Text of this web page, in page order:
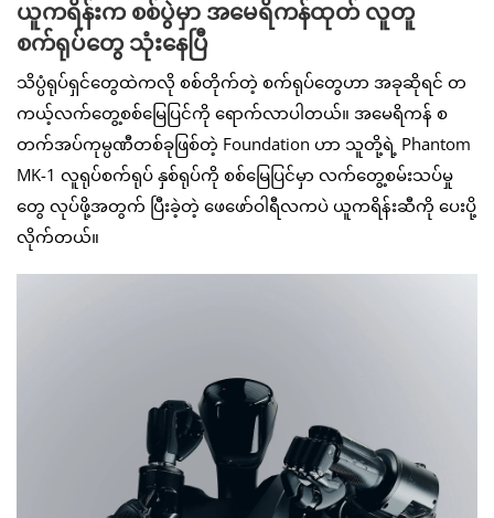
ယူကရိန်းက စစ်ပွဲမှာ အမေရိကန်ထုတ် လူတူ
စက်ရုပ်တွေ သုံးနေပြီ
သိပ္ပံရုပ်ရှင်တွေထဲကလို စစ်တိုက်တဲ့ စက်ရုပ်တွေဟာ အခုဆိုရင် တ
ကယ့်လက်တွေ့စစ်မြေပြင်ကို ရောက်လာပါတယ်။ အမေရိကန် စ
တက်အပ်ကုမ္ပဏီတစ်ခုဖြစ်တဲ့ Foundation ဟာ သူတို့ရဲ့ Phantom
MK-1 လူရုပ်စက်ရုပ် နှစ်ရုပ်ကို စစ်မြေပြင်မှာ လက်တွေ့စမ်းသပ်မှု
တွေ လုပ်ဖို့အတွက် ပြီးခဲ့တဲ့ ဖေဖော်ဝါရီလကပဲ ယူကရိန်းဆီကို ပေးပို့
လိုက်တယ်။